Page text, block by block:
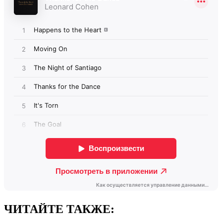
ЧИТАЙТЕ ТАКЖЕ: